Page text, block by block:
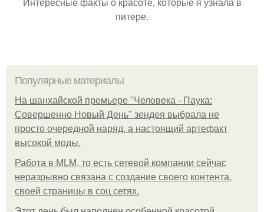
питере.
Популярные материалы
На шанхайской премьере "Человека - Паука:
Совершенно Новый День" зендея выбрала не
просто очередной наряд, а настоящий артефакт
высокой моды.
Работа в MLM, то есть сетевой компании сейчас
неразрывно связана с создание своего контента,
своей страницы в соц сетях.